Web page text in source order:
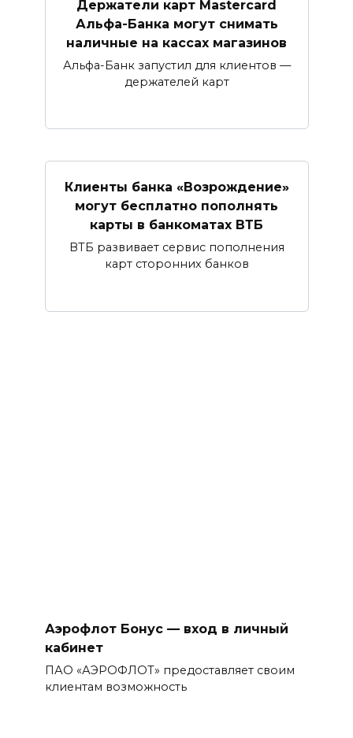
Держатели карт Mastercard
Альфа-Банка могут снимать
наличные ​на кассах магазинов​
Альфа-Банк запустил для клиентов —
держателей карт
Клиенты банка «Возрождение»
могут бесплатно пополнять
карты в банкоматах ВТБ
ВТБ развивает сервис пополнения
карт сторонних банков
Аэрофлот Бонус — вход в личный
кабинет
ПАО «АЭРОФЛОТ» предоставляет своим
клиентам возможность